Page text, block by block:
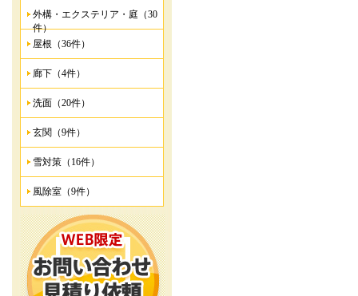
外構・エクステリア・庭（30
件）
屋根（36件）
廊下（4件）
洗面（20件）
玄関（9件）
雪対策（16件）
風除室（9件）